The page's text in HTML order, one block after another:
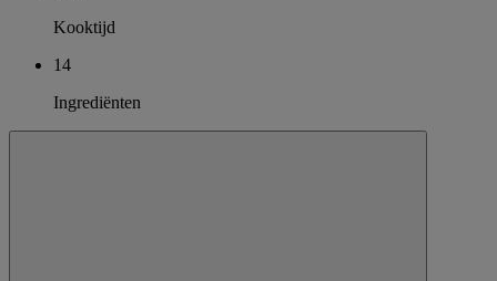
Kooktijd
14
Ingrediënten